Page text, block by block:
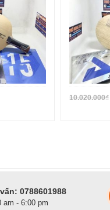
10.020.000₫
0788601988
am - 6:00 pm